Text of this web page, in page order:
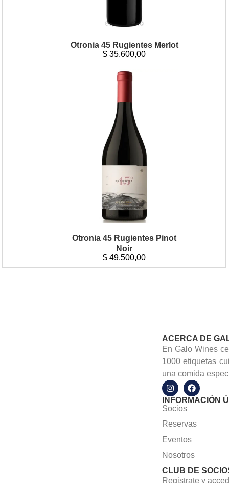
Otronia 45 Rugientes Merlot
$ 35.600,00
Otronia 45 Rugientes Pinot
Noir
$ 49.500,00
ACERCA DE
En Galo Wines
1000 etiquetas
una comida
INFORMACIÓN
Socios
Reservas
Eventos
Nosotros
CLUB DE
Registrate y